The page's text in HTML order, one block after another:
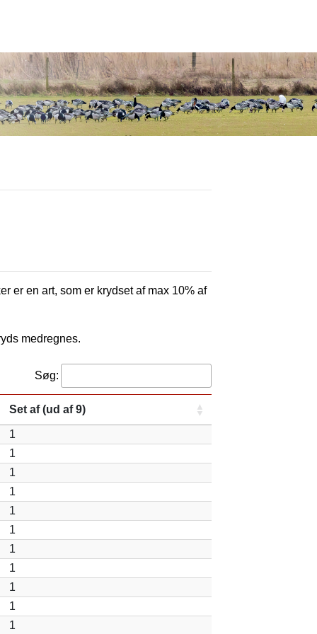
er en art, som er krydset af max 10% af
medregnes.
Søg:
Set af (ud af 9)
1
1
1
1
1
1
1
1
1
1
1